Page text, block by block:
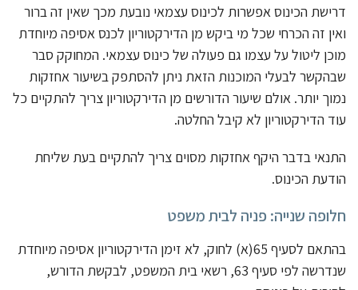
דרישת הכינוס אפשרות לכינוס עצמאי נובעת מכך שאין זה ברור
ואין זה הכרחי שכל מי ביקש מן הדירקטוריון לכנס אסיפה מיוחדת
מוכן ליטול על עצמו גם פעולה של כינוס עצמאי. המחוקק סבר
שבהקשר לבעלי המוכנות הזאת ניתן להסתפק בשיעור אחזקות
נמוך יותר. אולם שיעור הדורשים מן הדירקטוריון צריך להתקיים כל
עוד הדירקטוריון לא קיבל החלטה.
התנאי בדבר היקף אחזקות מסוים צריך להתקיים בעת שליחת
הודעת הכינוס.
חלופה שנייה: פניה לבית משפט
בהתאם לסעיף 65(א) לחוק, לא זימן הדירקטוריון אסיפה מיוחדת
שנדרשה לפי סעיף 63, רשאי בית המשפט, לבקשת הדורש,